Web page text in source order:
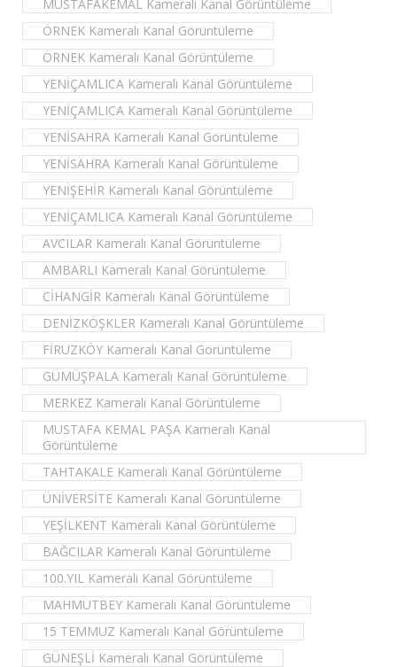
MUSTAFAKEMAL Kameralı Kanal Görüntüleme
ÖRNEK Kameralı Kanal Görüntüleme
ÖRNEK Kameralı Kanal Görüntüleme
YENİÇAMLICA Kameralı Kanal Görüntüleme
YENİÇAMLICA Kameralı Kanal Görüntüleme
YENİSAHRA Kameralı Kanal Görüntüleme
YENİSAHRA Kameralı Kanal Görüntüleme
YENİŞEHİR Kameralı Kanal Görüntüleme
YENİÇAMLICA Kameralı Kanal Görüntüleme
AVCILAR Kameralı Kanal Görüntüleme
AMBARLI Kameralı Kanal Görüntüleme
CİHANGİR Kameralı Kanal Görüntüleme
DENİZKÖŞKLER Kameralı Kanal Görüntüleme
FİRUZKÖY Kameralı Kanal Görüntüleme
GÜMÜŞPALA Kameralı Kanal Görüntüleme
MERKEZ Kameralı Kanal Görüntüleme
MUSTAFA KEMAL PAŞA Kameralı Kanal
Görüntüleme
TAHTAKALE Kameralı Kanal Görüntüleme
ÜNİVERSİTE Kameralı Kanal Görüntüleme
YEŞİLKENT Kameralı Kanal Görüntüleme
BAĞCILAR Kameralı Kanal Görüntüleme
100.YIL Kameralı Kanal Görüntüleme
MAHMUTBEY Kameralı Kanal Görüntüleme
15 TEMMUZ Kameralı Kanal Görüntüleme
GÜNEŞLİ Kameralı Kanal Görüntüleme